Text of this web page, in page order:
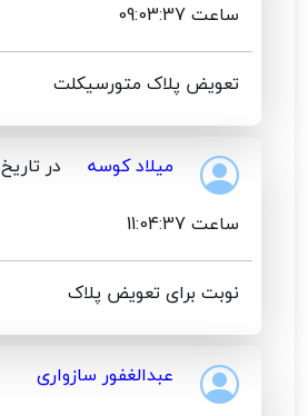
ساعت 09:03:37
تعویض پلاک متورسیکلت
میلاد کوسه
در تاریخ 1405/03/27
ساعت 11:04:37
نوبت برای تعویض پلاک
عبدالغفور سازواری